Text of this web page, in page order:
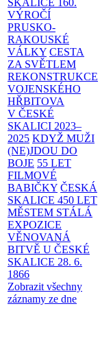
SKALICE 160.
VÝROČÍ
PRUSKO-
RAKOUSKÉ
VÁLKY CESTA
ZA SVĚTLEM
REKONSTRUKCE
VOJENSKÉHO
HŘBITOVA
V ČESKÉ
SKALICI 2023–
2025 KDYŽ MUŽI
(NE)JDOU DO
BOJE 55 LET
FILMOVÉ
BABIČKY ČESKÁ
SKALICE 450 LET
MĚSTEM STÁLÁ
EXPOZICE
VĚNOVANÁ
BITVĚ U ČESKÉ
SKALICE 28. 6.
1866
Zobrazit všechny
záznamy ze dne